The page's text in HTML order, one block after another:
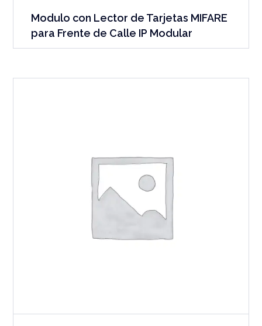
Modulo con Lector de Tarjetas MIFARE
para Frente de Calle IP Modular